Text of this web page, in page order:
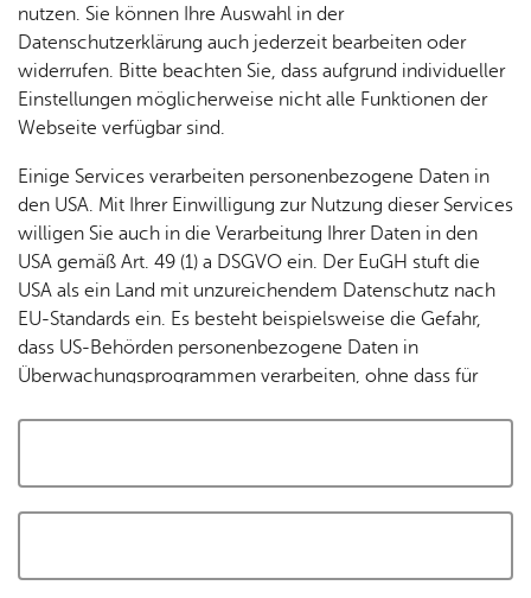
Zum Laden dieser Karte wird eine Verbindung zu externen
Servern hergestellt. Diese verwenden Cookies und andere
Tracking-Technologien, um die Bedienung zu
personalisieren und zu verbessern. Weitere Informationen
finden Sie in unsererDatenschutzerklärung
Cookies akzeptieren und Karte laden
nutzen. Sie können Ihre Auswahl in der
Datenschutzerklärung auch jederzeit bearbeiten oder
widerrufen. Bitte beachten Sie, dass aufgrund individueller
Einstellungen möglicherweise nicht alle Funktionen der
Webseite verfügbar sind.
Einige Services verarbeiten personenbezogene Daten in
den USA. Mit Ihrer Einwilligung zur Nutzung dieser Services
willigen Sie auch in die Verarbeitung Ihrer Daten in den
USA gemäß Art. 49 (1) a DSGVO ein. Der EuGH stuft die
USA als ein Land mit unzureichendem Datenschutz nach
EU-Standards ein. Es besteht beispielsweise die Gefahr,
dass US-Behörden personenbezogene Daten in
Überwachungsprogrammen verarbeiten, ohne dass für